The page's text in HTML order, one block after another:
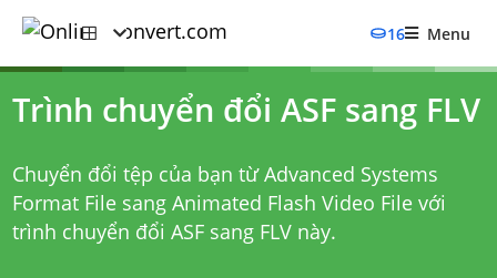
16 Menu
Trình chuyển đổi ASF sang FLV
Chuyển đổi tệp của bạn từ Advanced Systems
Format File sang Animated Flash Video File với
trình chuyển đổi ASF sang FLVnày.